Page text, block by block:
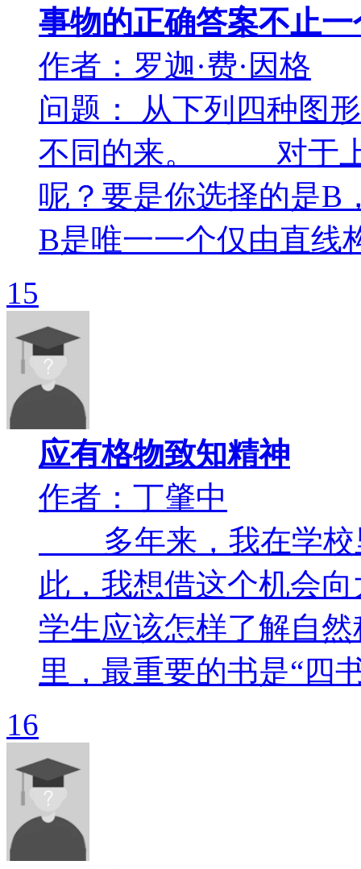
事物的正确答案不止一
作者：罗迦·费·因格
问题： 从下列四种图
不同的来。 对于上
呢？要是你选择的是B
B是唯一一个仅由直
15
应有格物致知精神
作者：丁肇中
多年来，我在学校
此，我想借这个机会
学生应该怎样了解
里，最重要的书是“四
16